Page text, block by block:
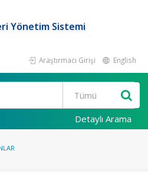
Yönetim Sistemi
Araştırmacı Girişi English
Detaylı Arama